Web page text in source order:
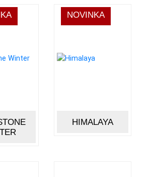
NOVINKA
HIMALAYA